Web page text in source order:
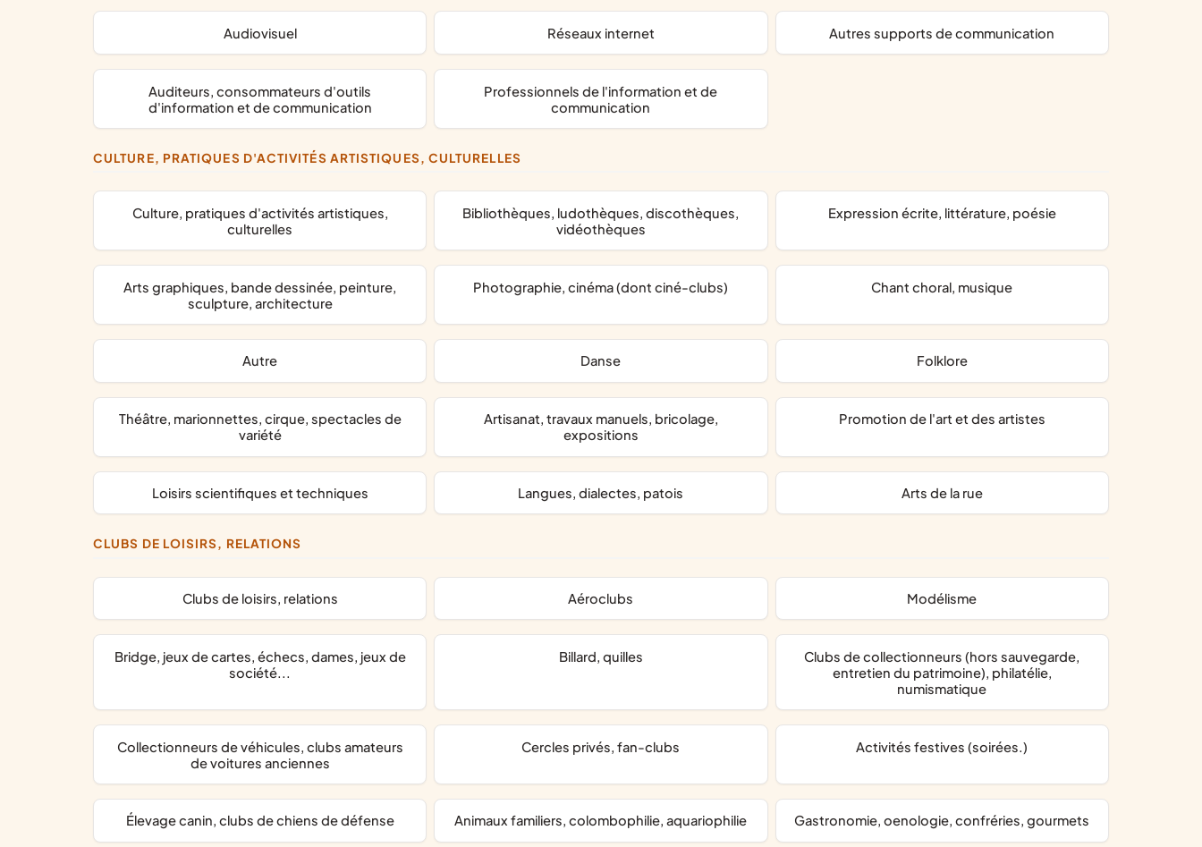
audiovisuel réseaux internet autres supports de communication
auditeurs, consommateurs d'outils
d'information et de communication
professionnels de l'information et de
communication
CULTURE, PRATIQUES D'ACTIVITÉS ARTISTIQUES, CULTURELLES
culture, pratiques d'activités artistiques,
culturelles
bibliothèques, ludothèques, discothèques,
vidéothèques
expression écrite, littérature, poésie
arts graphiques, bande dessinée, peinture,
sculpture, architecture
photographie, cinéma (dont ciné-clubs) chant choral, musique
Autre danse folklore
théâtre, marionnettes, cirque, spectacles de
variété
artisanat, travaux manuels, bricolage,
expositions
promotion de l'art et des artistes
loisirs scientifiques et techniques langues, dialectes, patois arts de la rue
CLUBS DE LOISIRS, RELATIONS
clubs de loisirs, relations aéroclubs modélisme
bridge, jeux de cartes, échecs, dames, jeux de
société...
billard, quilles
clubs de collectionneurs (hors sauvegarde,
entretien du patrimoine), philatélie,
numismatique
collectionneurs de véhicules, clubs amateurs
de voitures anciennes
cercles privés, fan-clubs activités festives (soirées.)
élevage canin, clubs de chiens de défense animaux familiers, colombophilie, aquariophilie gastronomie, oenologie, confréries, gourmets